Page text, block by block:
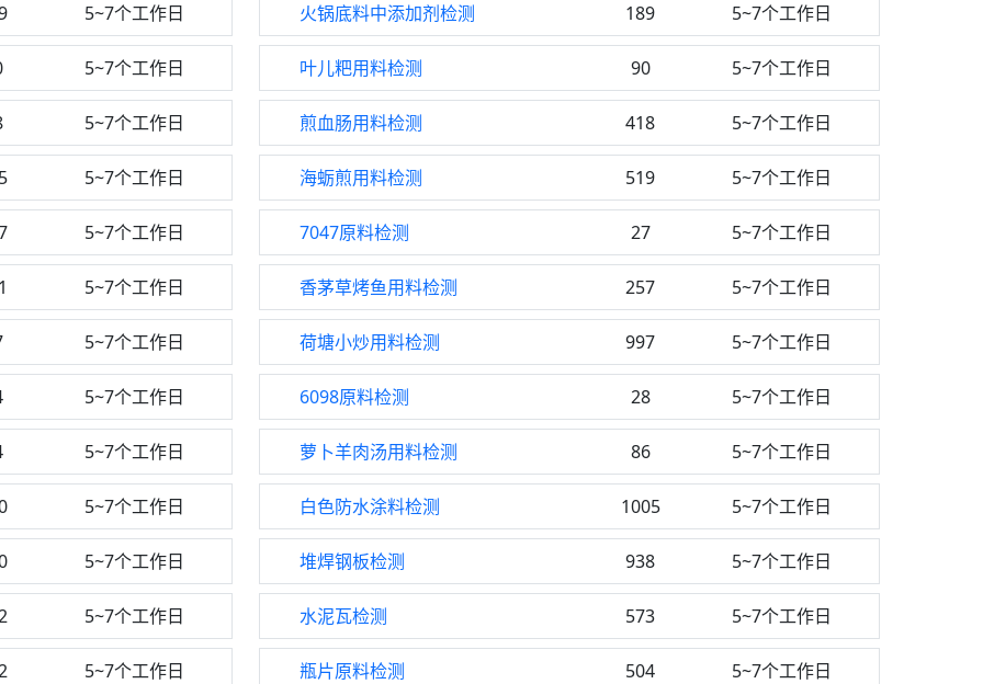
5~7个工作日 火锅底料中添加剂检测 189 5~7个工作日
5~7个工作日 叶儿粑用料检测 90 5~7个工作日
5~7个工作日 煎血肠用料检测 418 5~7个工作日
5~7个工作日 海蛎煎用料检测 519 5~7个工作日
5~7个工作日 7047原料检测 27 5~7个工作日
5~7个工作日 香茅草烤鱼用料检测 257 5~7个工作日
5~7个工作日 荷塘小炒用料检测 997 5~7个工作日
5~7个工作日 6098原料检测 28 5~7个工作日
5~7个工作日 萝卜羊肉汤用料检测 86 5~7个工作日
5~7个工作日 白色防水涂料检测 1005 5~7个工作日
5~7个工作日 堆焊钢板检测 938 5~7个工作日
5~7个工作日 水泥瓦检测 573 5~7个工作日
5~7个工作日 瓶片原料检测 504 5~7个工作日